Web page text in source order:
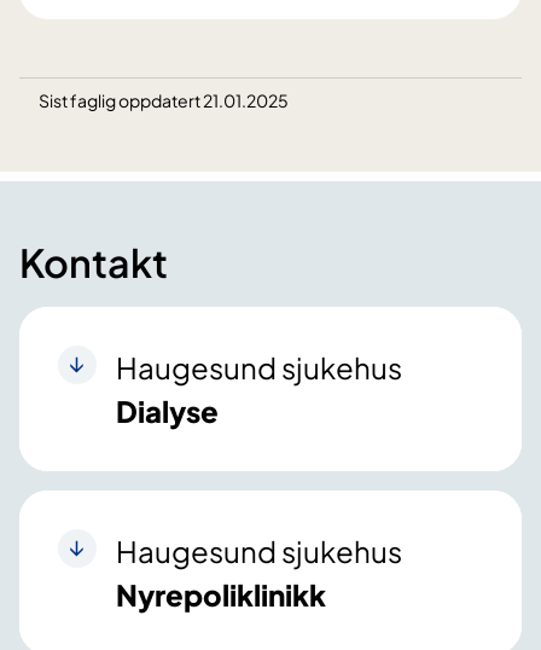
Sist faglig oppdatert 21.01.2025
Kontakt
Haugesund sjukehus
Dialyse
Haugesund sjukehus
Nyrepoliklinikk